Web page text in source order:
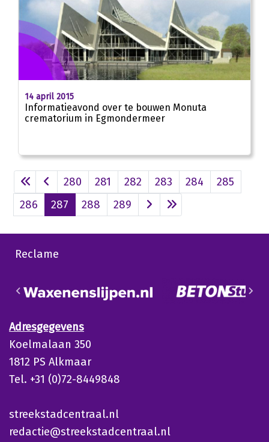
14 april 2015
Informatieavond over te bouwen Monuta
crematorium in Egmondermeer
280 281 282 283 284
285
286
287 288 289
Reclame
Adresgegevens
Koelmalaan 350
1812 PS Alkmaar
Tel. +31 (0)72-8449848
streekstadcentraal.nl
redactie@streekstadcentraal.nl